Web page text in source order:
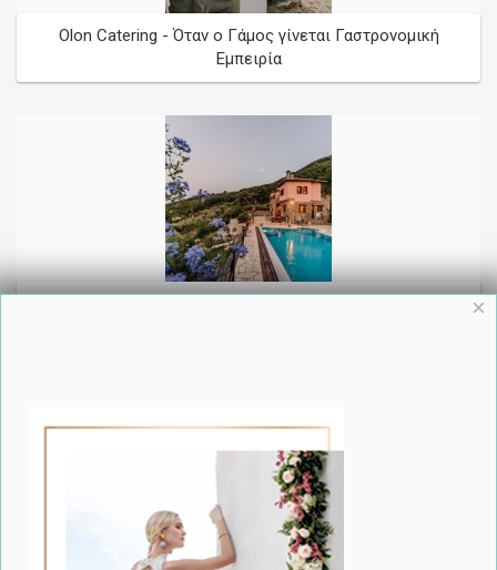
Olon Catering - Όταν ο Γάμος γίνεται Γαστρονομική
Εμπειρία
Πείτε “I Do” στο νέο σύγχρονο digital προσκλητήριο
×